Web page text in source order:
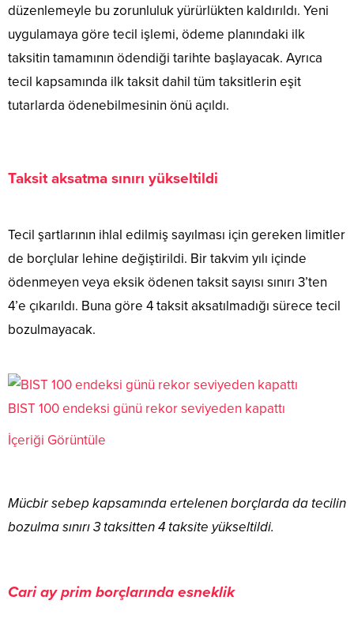
düzenlemeyle bu zorunluluk yürürlükten kaldırıldı. Yeni
uygulamaya göre tecil işlemi, ödeme planındaki ilk
taksitin tamamının ödendiği tarihte başlayacak. Ayrıca
tecil kapsamında ilk taksit dahil tüm taksitlerin eşit
tutarlarda ödenebilmesinin önü açıldı.
Taksit aksatma sınırı yükseltildi
Tecil şartlarının ihlal edilmiş sayılması için gereken limitler
de borçlular lehine değiştirildi. Bir takvim yılı içinde
ödenmeyen veya eksik ödenen taksit sayısı sınırı 3’ten
4’e çıkarıldı. Buna göre 4 taksit aksatılmadığı sürece tecil
bozulmayacak.
BIST 100 endeksi günü rekor seviyeden kapattı
İçeriği Görüntüle
Mücbir sebep kapsamında ertelenen borçlarda da tecilin
bozulma sınırı 3 taksitten 4 taksite yükseltildi.
Cari ay prim borçlarında esneklik